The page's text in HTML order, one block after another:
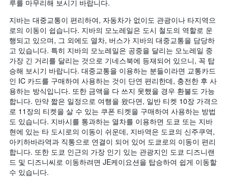
루를 마무리해 보시기 바랍니다.
지바는 대중교통이 편리하여, 자동차가 없이도 관광이나 타지역으
로의 이동이 쉽습니다. 지바의 모노레일은 도시 철도의 역할로 운
행되고 있으며, 그 외에도 열차, 버스가 지바의 대중교통을 담당하
고 있습니다. 특히 지바의 모노레일은 공중을 달리는 모노레일 중
가장 긴 거리를 달리는 것으로 기네스북에 등재되어 있으니, 꼭 탑
승해 보시기 바랍니다. 대중교통을 이용하는 분들이라면 교통카드
인 IC 카드를 구매하여 사용하는 것이 단연 편리한데, 충전한 후 사
용하는 방식입니다. 또한 금액을 다 쓰지 못했을 경우 환불도 가능
합니다. 만약 짧은 일정으로 여행을 왔다면, 일반 티켓 10장 가격으
로 11장의 티켓을 살 수 있는 쿠폰 티켓을 구매하여 사용하는 방법
도 있습니다. 지바시를 통과하는 열차를 이용하면 도쿄 또는 지바
현에 있는 타 도시로의 이동이 쉬운데, 지바역은 도쿄의 신주쿠역,
아키하바라역과 직통으로 연결이 되어 있어 도쿄로의 이동이 편리
합니다. 또한 도쿄 인근의 가장 인기 있는 관광지인 도쿄 디즈니랜
드 및 디즈니씨로 이동하려면 JE케이요션을 탑승하여 쉽게 이동할
수 있습니다.